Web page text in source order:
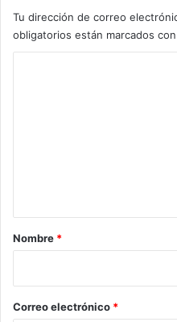
Tu dirección de correo
obligatorios están marcados con
r
*
Nombre *
Correo electrónico *